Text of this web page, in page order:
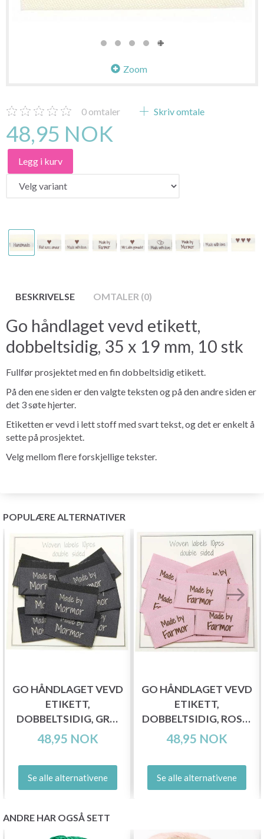
Zoom
0 omtaler Skriv omtale
48,95 NOK
Legg i kurv
BESKRIVELSE OMTALER (0)
Go håndlaget vevd etikett,
dobbeltsidig, 35 x 19 mm, 10 stk
Fullfør prosjektet med en fin dobbeltsidig etikett.
På den ene siden er den valgte teksten og på den andre siden er
det 3 søte hjerter.
Etiketten er vevd i lett stoff med svart tekst, og det er enkelt å
sette på prosjektet.
Velg mellom flere forskjellige tekster.
POPULÆRE ALTERNATIVER
GO HÅNDLAGET VEVD
ETIKETT,
DOBBELTSIDIG, GRÅ,
35 X 19 MM, 10 STK
48,95 NOK
Se alle alternativene
GO HÅNDLAGET VEVD
ETIKETT,
DOBBELTSIDIG, ROSA,
35 X 19 MM, 10 STK
48,95 NOK
Se alle alternativene
ANDRE HAR OGSÅ SETT